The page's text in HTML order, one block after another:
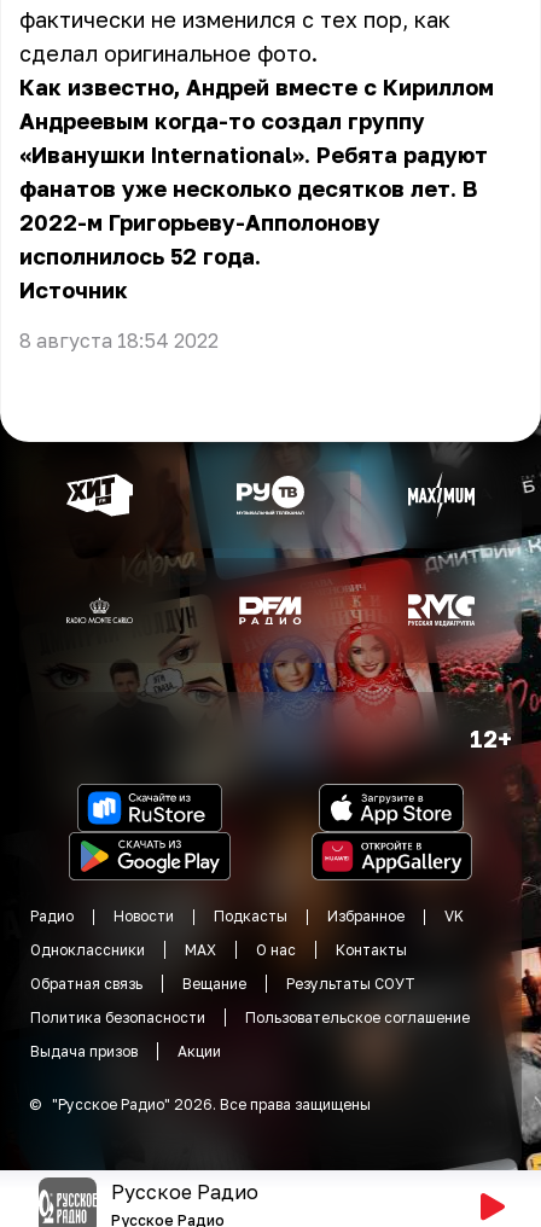
фактически не изменился с тех пор, как
сделал оригинальное фото.
Как известно, Андрей вместе с Кириллом
Андреевым когда-то создал группу
«Иванушки International». Ребята радуют
фанатов уже несколько десятков лет. В
2022-м Григорьеву-Апполонову
исполнилось 52 года.
Источник
8 августа 18:54 2022
12+
Радио Новости Подкасты Избранное
VK
Одноклассники
MAX О нас
Контакты
Обратная связь
Вещание
Результаты СОУТ
Политика безопасности
Пользовательское соглашение
Выдача призов
Акции
© "Русское Радио" 2026. Все права защищены
Русское Радио
Русское Радио